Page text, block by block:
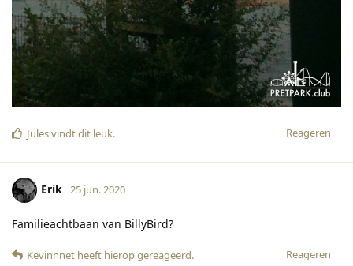
Reageren
Julesvindt dit leuk.
Erik 25 jun. 2020
Familieachtbaan van BillyBird?
Reageren
Kevinnnet heeft hierop gereageerd.